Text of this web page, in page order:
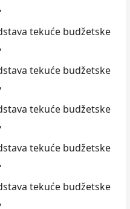
tekuće budžetske
tekuće budžetske
tekuće budžetske
tekuće budžetske
tekuće budžetske